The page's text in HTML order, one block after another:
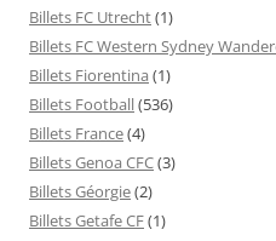
Billets FC Utrecht(1)
Billets FC Western Sydney
Billets Fiorentina (1)
Billets Football(536)
Billets France(4)
Billets Genoa CFC(3)
Billets Géorgie(2)
Billets Getafe CF(1)